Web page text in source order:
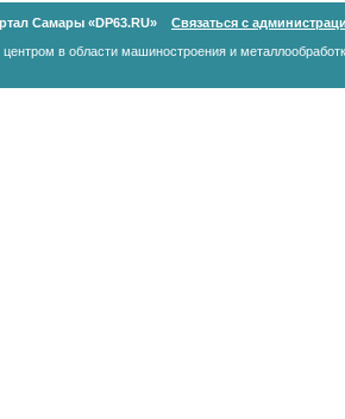
Самары «DP63.RU»
Связаться с
в области машиностроения и